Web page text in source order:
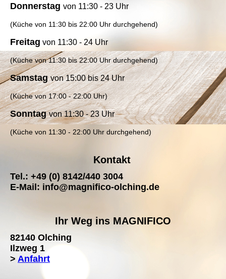
Donnerstag von 11:30 - 23 Uhr
(Küche von 11:30 bis 22:00 Uhr durchgehend)
Freitag von 11:30 - 24 Uhr
(Küche von 11:30 bis 22:00 Uhr durchgehend)
Samstag von 15:00 bis 24 Uhr
(Küche von 17:00 - 22:00 Uhr)
Sonntag von11:30 - 23 Uhr
(Küche von 11:30 - 22:00 Uhr durchgehend)
Kontakt
Tel.: +49 (0) 8142/440 3004
E-Mail: info@magnifico-olching.de
Ihr Weg ins MAGNIFICO
82140 Olching
Ilzweg 1
> Anfahrt